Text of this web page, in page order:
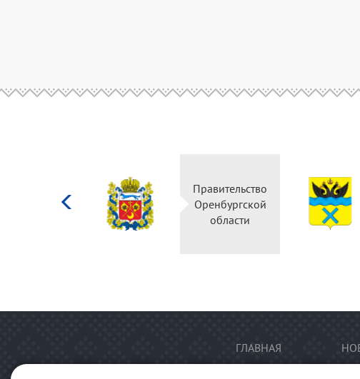
Правительство
Оренбургской
области
ГЛАВНАЯ